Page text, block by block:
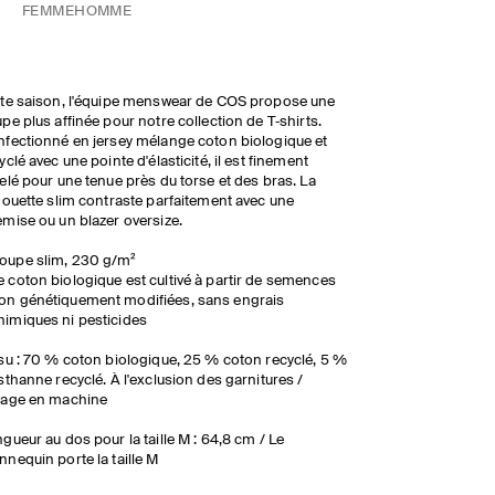
FEMMEHOMME
saison, l'équipe menswear de COS propose une
plus affinée pour notre collection de T‑shirts.
en jersey mélange coton biologique et
avec une pointe d'élasticité, il est finement
pour une tenue près du torse et des bras. La
slim contraste parfaitement avec une
ou un blazer oversize.
slim, 230 g/m²
coton biologique est cultivé à partir de semences
génétiquement modifiées, sans engrais
ni pesticides
: 70 % coton biologique, 25 % coton recyclé, 5 %
recyclé. À l'exclusion des garnitures /
en machine
au dos pour la taille M : 64,8 cm / Le
porte la taille M